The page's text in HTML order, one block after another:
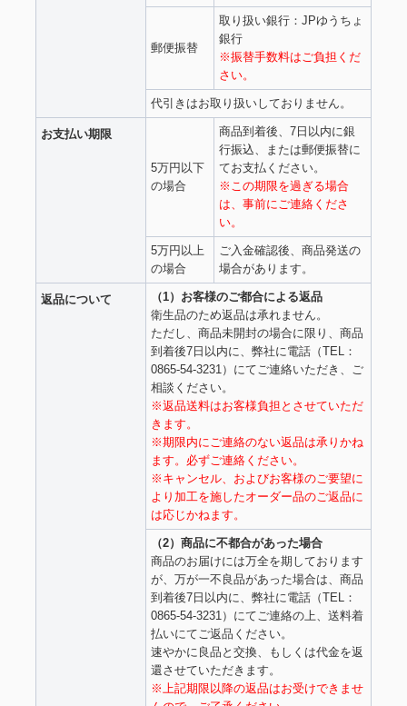
郵便振替
取り扱い銀行：JPゆうちょ
銀行
※振替手数料はご負担くだ
さい。
代引きはお取り扱いしておりません。
お支払い期限
5万円以下
の場合
商品到着後、7日以内に銀
行振込、または郵便振替に
てお支払ください。
※この期限を過ぎる場合
は、事前にご連絡くださ
い。
5万円以上
の場合
ご入金確認後、商品発送の
場合があります。
返品について
（1）お客様のご都合による返品
衛生品のため返品は承れません。
ただし、商品未開封の場合に限り、商品
到着後7日以内に、弊社に電話（TEL：
0865-54-3231）にてご連絡いただき、ご
相談ください。
※返品送料はお客様負担とさせていただ
きます。
※期限内にご連絡のない返品は承りかね
ます。必ずご連絡ください。
※キャンセル、およびお客様のご要望に
より加工を施したオーダー品のご返品に
は応じかねます。
（2）商品に不都合があった場合
商品のお届けには万全を期しております
が、万が一不良品があった場合は、商品
到着後7日以内に、弊社に電話（TEL：
0865-54-3231）にてご連絡の上、送料着
払いにてご返品ください。
速やかに良品と交換、もしくは代金を返
還させていただきます。
※上記期限以降の返品はお受けできませ